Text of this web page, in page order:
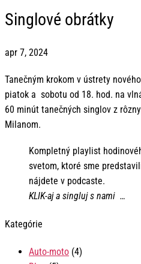
Singlové obrátky
apr 7, 2024
Tanečným krokom v ústrety
piatok a sobotu od 18. hod. na
60 minút tanečných singlov z
Milanom.
Kompletný playlist
svetom, ktoré sme
nájdete v podcaste.
KLIK-aj a singluj s nami …
Kategórie
Auto-moto (4)